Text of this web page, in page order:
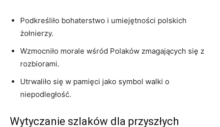
Podkreśliło bohaterstwo i‍ umiejętności polskich
żołnierzy.
Wzmocniło morale wśród Polaków zmagających ⁤się​ z
rozbiorami.
Utrwaliło się w pamięci jako symbol walki o
‍niepodległość.
Wytyczanie szlaków dla⁣ przyszłych